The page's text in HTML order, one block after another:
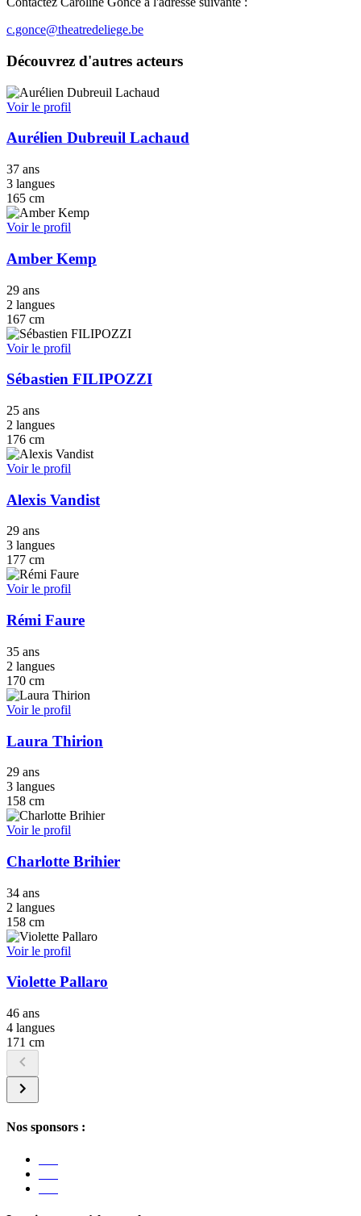
c.gonce@theatredeliege.be
Découvrez d'autres acteurs
Voir le profil
Aurélien Dubreuil Lachaud
37 ans
3 langues
165 cm
Voir le profil
Amber Kemp
29 ans
2 langues
167 cm
Voir le profil
Sébastien FILIPOZZI
25 ans
2 langues
176 cm
Voir le profil
Alexis Vandist
29 ans
3 langues
177 cm
Voir le profil
Rémi Faure
35 ans
2 langues
170 cm
Voir le profil
Laura Thirion
29 ans
3 langues
158 cm
Voir le profil
Charlotte Brihier
34 ans
2 langues
158 cm
Voir le profil
Violette Pallaro
46 ans
4 langues
171 cm
Nos sponsors :